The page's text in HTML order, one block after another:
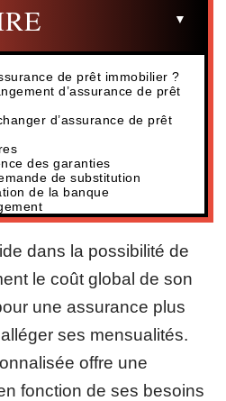
de prêt immobilier ?
d’assurance de prêt
d’assurance de prêt
des garanties
de substitution
de la banque
dans la possibilité de
le coût global de son
une assurance plus
ses mensualités.
offre une
fonction de ses besoins